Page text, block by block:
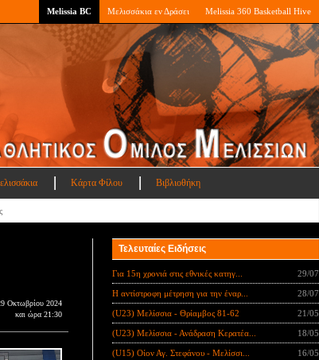
Melissia BC Μελισσάκια εν Δράσει Melissia 360 Basketball Hive
Κάρτα Φίλου Βιβλιοθήκη
Οκτωβρίου 2024
και ώρα 21:30
Τελευταίες Ειδήσεις
Για 15η χρονιά στις εθνικές κατηγ... 29/07
Η αντίστροφη μέτρηση για την έναρ... 28/07
(U23) Μελίσσια - Θρίαμβος 81-62 21/05
(U23) Μελίσσια - Ανάδραση Κερατέα... 18/05
(U15) Οίον Αγ. Στεφάνου - Μελίσσι... 16/05